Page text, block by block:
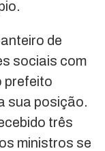
de
sociais com
prefeito
sua posição.
três
ministros se